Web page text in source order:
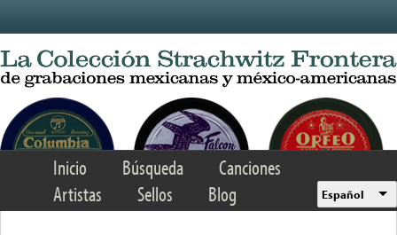
Inicio Búsqueda
Canciones
Artistas
Sellos Blog Español